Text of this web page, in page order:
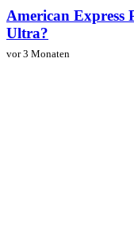
American Express
Ultra?
vor 3 Monaten